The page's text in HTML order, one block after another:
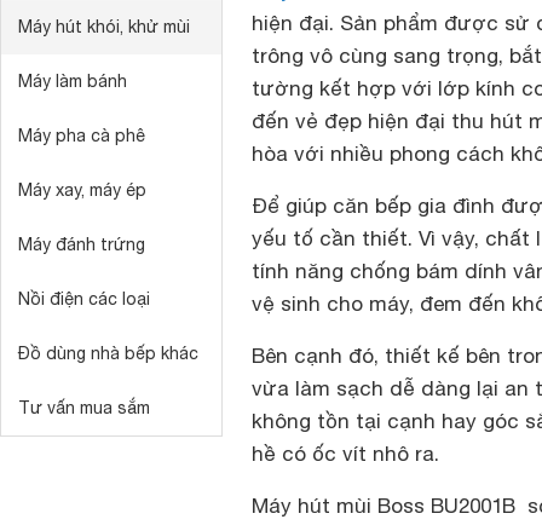
Máy hút khói, khử mùi
Máy làm bánh
Máy pha cà phê
Máy xay, máy ép
Máy đánh trứng
Nồi điện các loại
Đồ dùng nhà bếp khác
Tư vấn mua sắm
hiện đại. Sản phẩm được sử
trông vô cùng sang trọng,
tường kết hợp với lớp kính
đến vẻ đẹp hiện đại thu hút
hòa với nhiều phong cách
Để giúp căn bếp gia đình
yếu tố cần thiết. Vì vậy, chất
tính năng chống bám dính
vệ sinh cho máy, đem đến
Bên cạnh đó, thiết kế bên
vừa làm sạch dễ dàng lại an
không tồn tại cạnh hay góc
hề có ốc vít nhô ra.
Máy hút mùi Boss